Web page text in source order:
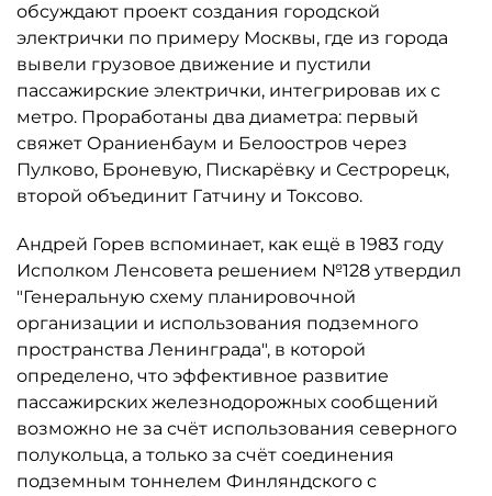
обсуждают проект создания городской
электрички по примеру Москвы, где из города
вывели грузовое движение и пустили
пассажирские электрички, интегрировав их с
метро. Проработаны два диаметра: первый
свяжет Ораниенбаум и Белоостров через
Пулково, Броневую, Пискарёвку и Сестрорецк,
второй объединит Гатчину и Токсово.
Андрей Горев вспоминает, как ещё в 1983 году
Исполком Ленсовета решением №128 утвердил
"Генеральную схему планировочной
организации и использования подземного
пространства Ленинграда", в которой
определено, что эффективное развитие
пассажирских железнодорожных сообщений
возможно не за счёт использования северного
полукольца, а только за счёт соединения
подземным тоннелем Финляндского с